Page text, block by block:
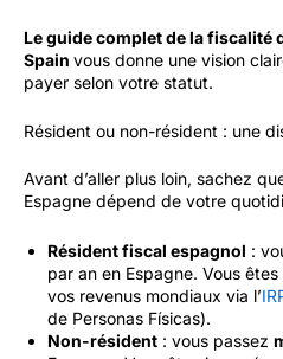
Le guide complet de la fiscalité
Spain vous donne une vision
payer selon votre statut.
Résident ou non-résident : une
Avant d’aller plus loin, sachez
Espagne dépend de votre
Résident fiscal espagnol :
par an en Espagne. Vous
vos revenus mondiaux via l’
de Personas Físicas).
Non-résident : vous passez